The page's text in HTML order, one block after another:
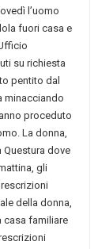
l’uomo
fuori casa e
su richiesta
pentito dal
minacciando
proceduto
La donna,
Questura dove
gli
della donna,
casa familiare